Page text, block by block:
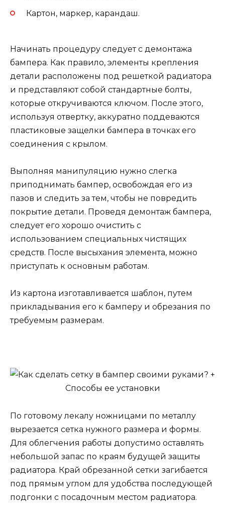
Картон, маркер, карандаш.
Начинать процедуру следует с демонтажа
бампера. Как правило, элементы крепления
детали расположены под решеткой радиатора
и представляют собой стандартные болты,
которые откручиваются ключом. После этого,
используя отвертку, аккуратно поддеваются
пластиковые защелки бампера в точках его
соединения с крылом.
Выполняя манипуляцию нужно слегка
приподнимать бампер, освобождая его из
пазов и следить за тем, чтобы не повредить
покрытие детали. Проведя демонтаж бампера,
следует его хорошо очистить с
использованием специальных чистящих
средств. После высыхания элемента, можно
приступать к основным работам.
Из картона изготавливается шаблон, путем
прикладывания его к бамперу и обрезания по
требуемым размерам.
По готовому лекалу ножницами по металлу
вырезается сетка нужного размера и формы.
Для облегчения работы допустимо оставлять
небольшой запас по краям будущей защиты
радиатора. Край обрезанной сетки загибается
под прямым углом для удобства последующей
подгонки с посадочным местом радиатора.